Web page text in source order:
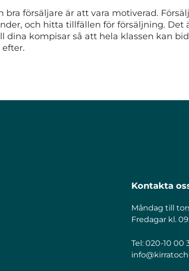
försäljare är att vara motiverad.
och hitta tillfällen för försäljning.
kompisar så att hela klassen kan
Kontakta
Måndag till
Fredagar kl.
Tel: 020-10 00